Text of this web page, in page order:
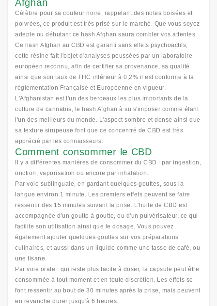
Afghan
Célèbre pour sa couleur noire, rappelant des notes boisées et
poivrées, ce produit est très prisé sur le marché. Que vous soyez
adepte ou débutant ce hash Afghan saura combler vos attentes.
Ce hash Afghan au CBD est garanti sans effets psychoactifs,
cette résine fait l'objet d'analyses poussées par un laboratoire
européen reconnu, afin de certifier sa provenance, sa qualité
ainsi que son taux de THC inférieur à 0,2% il est conforme à la
réglementation Française et Européenne en vigueur.
L'Afghanistan est l'un des berceaux les plus importants de la
culture de cannabis, le hash Afghan à su s'imposer comme étant
l'un des meilleurs du monde. L'aspect sombre et dense ainsi que
sa texture sirupeuse font que ce concentré de CBD est très
apprécié par les connaisseurs.
Comment consommer le CBD
Il y a différentes manières de consommer du CBD : par ingestion,
onction, vaporisation ou encore par inhalation.
Par voie sublinguale, en gardant quelques gouttes, sous la
langue environ 1 minute. Les premiers effets peuvent se faire
ressentir des 15 minutes suivant la prise. L'huile de CBD est
accompagnée d'un goutte à goutte, ou d'un pulvérisateur, ce qui
facilite son utilisation ainsi que le dosage. Vous pouvez
également ajouter quelques gouttes sur vos préparations
culinaires, et aussi dans un liquide comme une tasse de café, ou
une tisane.
Par voie orale : qui reste plus facile à doser, la capsule peut être
consommée à tout moment et en toute discrétion. Les effets se
font ressentir au bout de 30 minutes après la prise, mais peuvent
en revanche durer jusqu'à 6 heures.